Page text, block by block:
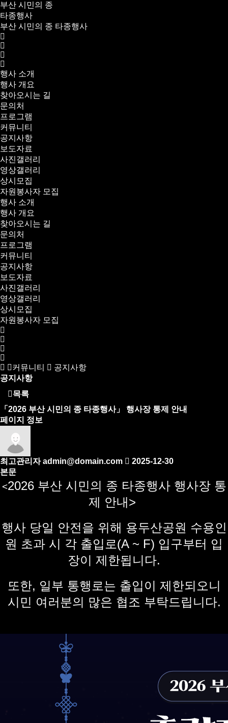
부산 시민의 종
타종행사
부산 시민의 종 타종행사
행사 소개
행사 개요
찾아오시는 길
문의처
프로그램
커뮤니티
공지사항
보도자료
사진갤러리
영상갤러리
상시모집
자원봉사자 모집
행사 소개
행사 개요
찾아오시는 길
문의처
프로그램
커뮤니티
공지사항
보도자료
사진갤러리
영상갤러리
상시모집
자원봉사자 모집
커뮤니티
공지사항
공지사항
목록
「2026 부산 시민의 종 타종행사」 행사장 통제 안내
페이지 정보
최고관리자 admin@domain.com
2025-12-30
본문
<2026 부산 시민의 종 타종행사 행사장 통
제 안내>
행사 당일 안전을 위해 용두산공원 수용인
원 초과 시 각 출입로(A ~ F) 입구부터 입
장이 제한됩니다.
또한, 일부 통행로는 출입이 제한되오니
시민 여러분의 많은 협조 부탁드립니다.